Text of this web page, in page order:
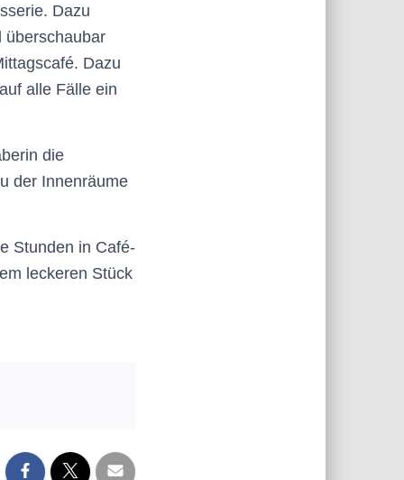
Dazu
überschaubar
Dazu
alle Fälle ein
die
der Innenräume
Stunden in Café-
leckeren Stück